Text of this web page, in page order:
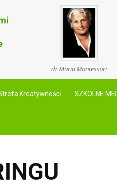
dr Maria Montessori
Kreatywności SZKOLNE